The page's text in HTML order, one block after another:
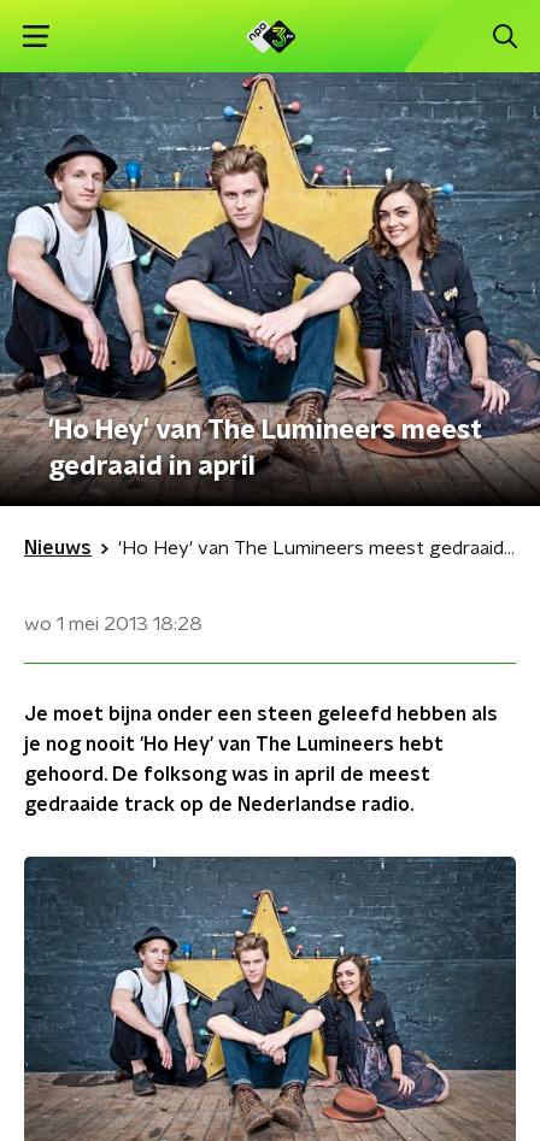
'Ho Hey' van The Lumineers meest
gedraaid in april
Nieuws 'Ho Hey' van The Lumineers meest gedraaid in april
wo 1 mei 2013 18:28
Je moet bijna onder een steen geleefd hebben als
je nog nooit 'Ho Hey' van The Lumineers hebt
gehoord. De folksong was in april de meest
gedraaide track op de Nederlandse radio.